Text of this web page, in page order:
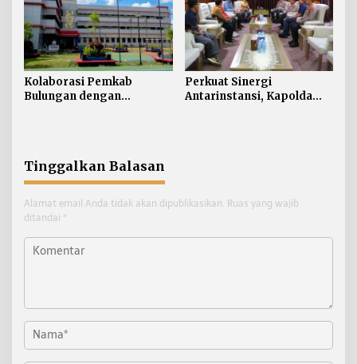
Kolaborasi Pemkab
Bulungan dengan
Perkuat Sinergi
Antarinstansi, Kapolda
Tinggalkan Balasan
Alamat email Anda tidak akan dipublikasikan. Ruas yang wajib
ditandai *